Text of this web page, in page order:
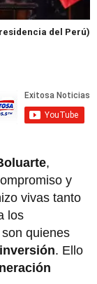
del Perú)
,
y
vivas tanto
los
quienes
. Ello